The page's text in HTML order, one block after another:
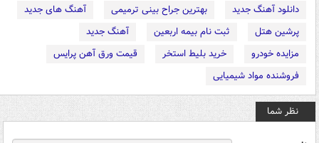
دانلود آهنگ جدید
بهترین جراح بینی ترمیمی
آهنگ های جدید
پرشین هتل
ثبت نام بیمه اربعین
آهنگ جدید
مزایده خودرو
خرید بلیط استخر
قیمت ورق آهن پرایس
فروشنده مواد شیمیایی
نظر شما